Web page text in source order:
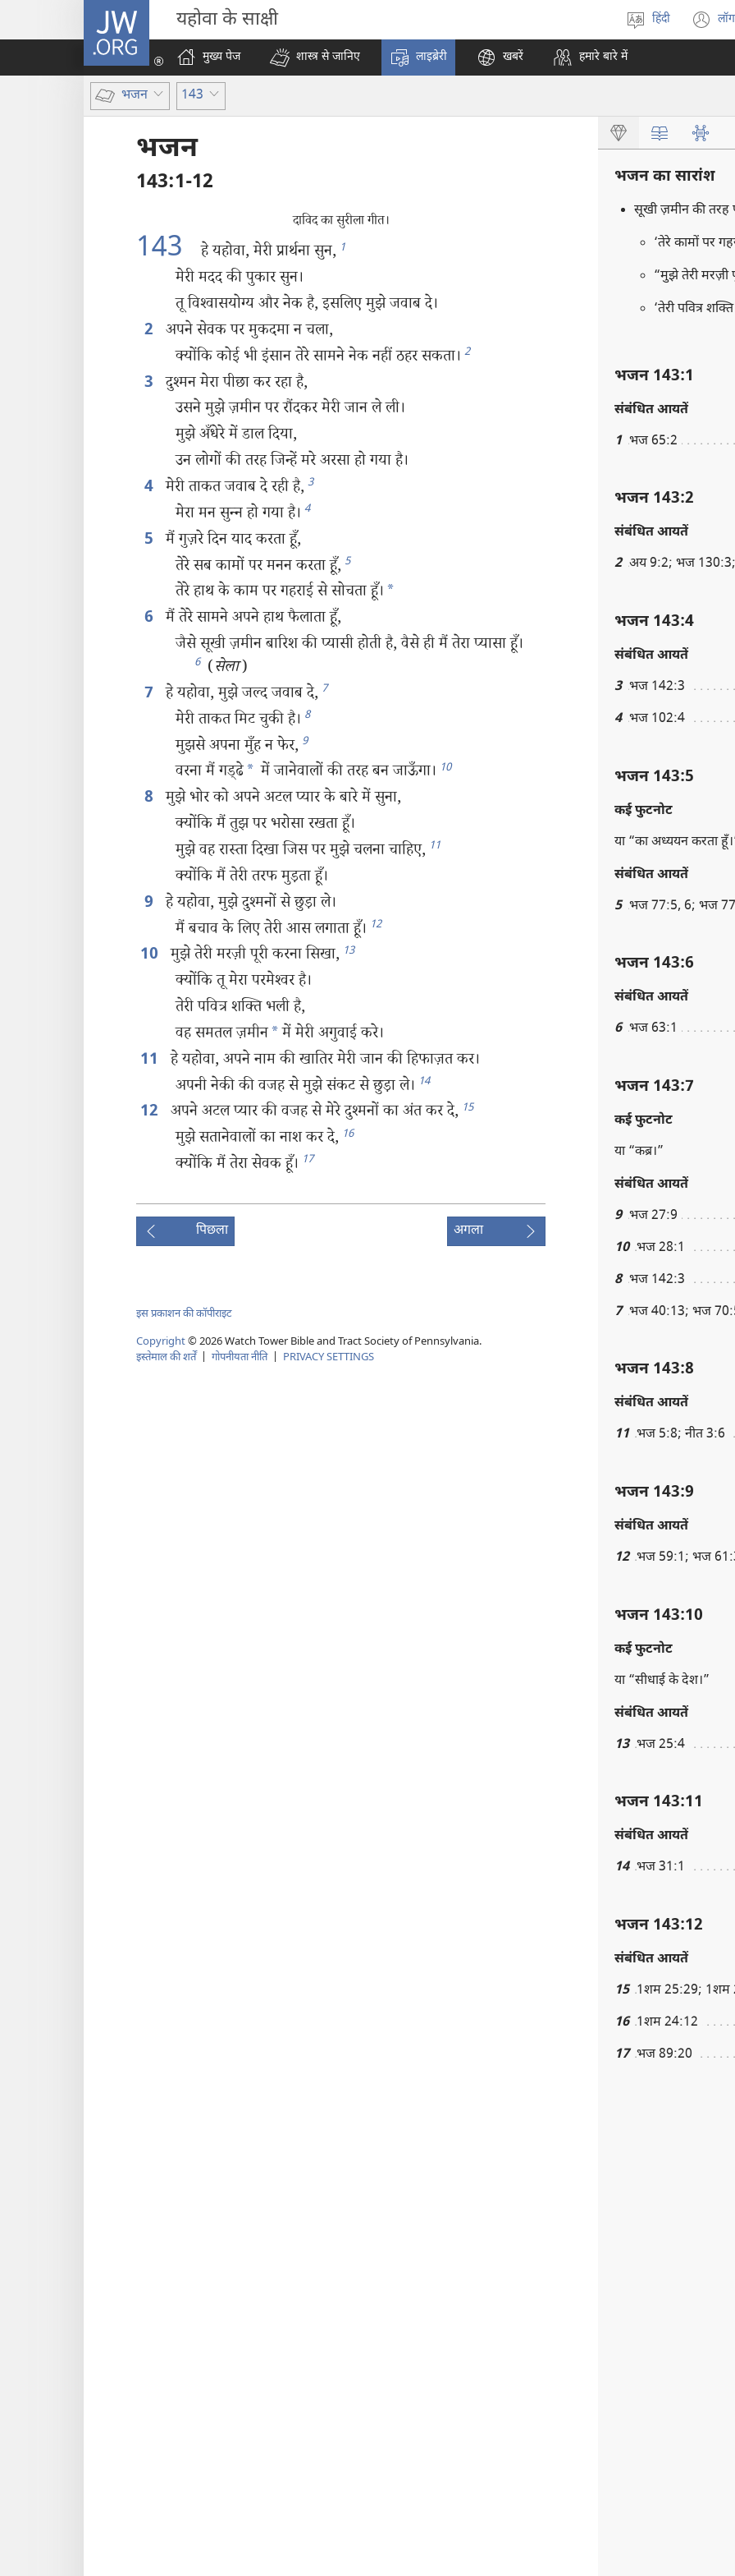
JW.ORG यहोवा के साक्षी
भाषा
चुनें
हिंदी
मुख्य पेज शास्त्र से जानिए लाइब्रेरी खबरें हमारे बारे में
भजन 143
भजन
143:1-12
दाविद का सुरीला गीत।
143 हे यहोवा, मेरी प्रार्थना सुन, 1
मेरी मदद की पुकार सुन।
तू विश्‍वासयोग्य और नेक है, इसलिए मुझे जवाब दे।
2
अपने सेवक पर मुकदमा न चला,
क्योंकि कोई भी इंसान तेरे सामने नेक नहीं ठहर सकता। 2
3 दुश्‍मन मेरा पीछा कर रहा है,
उसने मुझे ज़मीन पर रौंदकर मेरी जान ले ली।
मुझे अँधेरे में डाल दिया,
उन लोगों की तरह जिन्हें मरे अरसा हो गया है।
4 मेरी ताकत जवाब दे रही है, 3
मेरा मन सुन्‍न हो गया है। 4
5 मैं गुज़रे दिन याद करता हूँ,
तेरे सब कामों पर मनन करता हूँ, 5
तेरे हाथ के काम पर गहराई से सोचता हूँ। *
6 मैं तेरे सामने अपने हाथ फैलाता हूँ,
जैसे सूखी ज़मीन बारिश की प्यासी होती है, वैसे ही मैं तेरा प्यासा हूँ।
6 (सेला)
7 हे यहोवा, मुझे जल्द जवाब दे, 7
मेरी ताकत मिट चुकी है। 8
मुझसे अपना मुँह न फेर, 9
वरना मैं गड्‌ढे* में जानेवालों की तरह बन जाऊँगा। 10
8 मुझे भोर को अपने अटल प्यार के बारे में सुना,
क्योंकि मैं तुझ पर भरोसा रखता हूँ।
मुझे वह रास्ता दिखा जिस पर मुझे चलना चाहिए, 11
क्योंकि मैं तेरी तरफ मुड़ता हूँ।
9 हे यहोवा, मुझे दुश्‍मनों से छुड़ा ले।
मैं बचाव के लिए तेरी आस लगाता हूँ। 12
10 मुझे तेरी मरज़ी पूरी करना सिखा, 13
क्योंकि तू मेरा परमेश्‍वर है।
तेरी पवित्र शक्‍ति भली है,
वह समतल ज़मीन*में मेरी अगुवाई करे।
11
हे यहोवा, अपने नाम की खातिर मेरी जान की हिफाज़त कर।
अपनी नेकी की वजह से मुझे संकट से छुड़ा ले। 14
12 अपने अटल प्यार की वजह से मेरे दुश्‍मनों का अंत कर दे, 15
मुझे सतानेवालों का नाश कर दे, 16
क्योंकि मैं तेरा सेवक हूँ। 17
पिछला अगला
इस प्रकाशन की कॉपीराइट
Copyright©2026Watch Tower Bible and Tract Society of Pennsylvania.
इस्तेमाल की शर्तें| गोपनीयता नीति| PRIVACY SETTINGS
भजन का सारांश
सूखी ज़मीन की तरह
‘तेरे कामों पर
“मुझे तेरी मरज़ी
‘तेरी पवित्र
भजन 143:1
संबंधित आयतें
1 भज 65:2
भजन 143:2
संबंधित आयतें
2 अय 9:2; भज
भजन 143:4
संबंधित आयतें
3 भज 142:3
4 भज 102:4
भजन 143:5
कई फुटनोट
या “का अध्ययन करता
संबंधित आयतें
5 भज 77:5, 6; भज
भजन 143:6
संबंधित आयतें
6 भज 63:1
भजन 143:7
कई फुटनोट
या “कब्र।”
संबंधित आयतें
9 भज 27:9
10 भज 28:1
8 भज 142:3
7 भज 40:13; भज
भजन 143:8
संबंधित आयतें
11 भज 5:8; नीत 3:6
भजन 143:9
संबंधित आयतें
12 भज 59:1; भज
भजन 143:10
कई फुटनोट
या “सीधाई के देश।”
संबंधित आयतें
13 भज 25:4
भजन 143:11
संबंधित आयतें
14 भज 31:1
भजन 143:12
संबंधित आयतें
15 1शम 25:29; 1शम
16 1शम 24:12
17 भज 89:20